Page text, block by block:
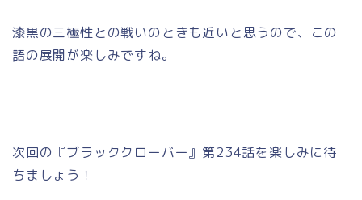
漆黒の三極性との戦いのときも近いと思うので、この
語の展開が楽しみですね。
次回の『ブラッククローバー』第234話を楽しみに待
ちましょう！